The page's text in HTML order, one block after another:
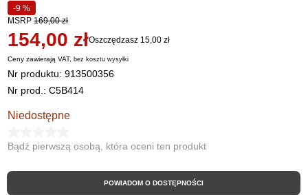
-9 %
MSRP 169,00 zł
154,00 złOszczędzasz 15,00 zł
Ceny zawierają VAT,bez kosztuwysyłki
Nr produktu:913500356
Nr prod.: C5B414
Niedostępne
Bądź pierwszą osobą, która oceni ten produkt
POWIADOM O DOSTĘPNOŚCI